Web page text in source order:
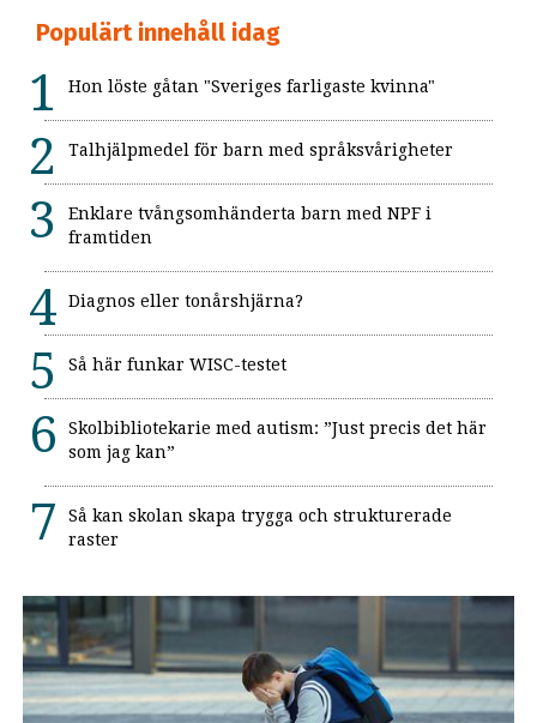
Populärt innehåll idag
Hon löste gåtan "Sveriges farligaste kvinna"
Talhjälpmedel för barn med språksvårigheter
Enklare tvångsomhänderta barn med NPF i
framtiden
Diagnos eller tonårshjärna?
Så här funkar WISC-testet
Skolbibliotekarie med autism: ”Just precis det här
som jag kan”
Så kan skolan skapa trygga och strukturerade
raster